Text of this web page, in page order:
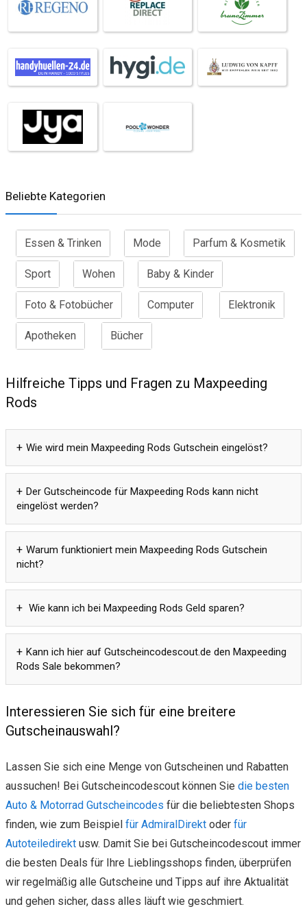
Beliebte Kategorien
Essen & Trinken Mode Parfum & Kosmetik
Sport Wohen Baby & Kinder
Foto & Fotobücher Computer Elektronik
Apotheken Bücher
Hilfreiche Tipps und Fragen zu Maxpeeding
Rods
Wie wird mein Maxpeeding Rods Gutschein eingelöst?
Der Gutscheincode für Maxpeeding Rods kann nicht
eingelöst werden?
Warum funktioniert mein Maxpeeding Rods Gutschein
nicht?
Wie kann ich bei Maxpeeding Rods Geld sparen?
Kann ich hier auf Gutscheincodescout.de den Maxpeeding
Rods Sale bekommen?
Interessieren Sie sich für eine breitere
Gutscheinauswahl?
Lassen Sie sich eine Menge von Gutscheinen und Rabatten
aussuchen! Bei Gutscheincodescout können Sie die besten
Auto & Motorrad Gutscheincodes für die beliebtesten Shops
finden, wie zum Beispiel für AdmiralDirekt oder für
Autoteiledirekt usw. Damit Sie bei Gutscheincodescout immer
die besten Deals für Ihre Lieblingsshops finden, überprüfen
wir regelmäßig alle Gutscheine und Tipps auf ihre Aktualität
und gehen sicher, dass alles läuft wie geschmiert.